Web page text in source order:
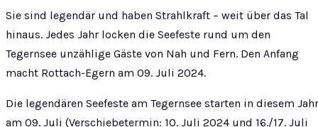
Sie sind legendär und haben Strahlkraft – weit über das Tal
hinaus. Jedes Jahr locken die Seefeste rund um den
Tegernsee unzählige Gäste von Nah und Fern. Den Anfang
macht Rottach-Egern am 09. Juli 2024.
Die legendären Seefeste am Tegernsee starten in diesem Jahr
am 09. Juli (Verschiebetermin: 10. Juli 2024 und 16./17. Juli